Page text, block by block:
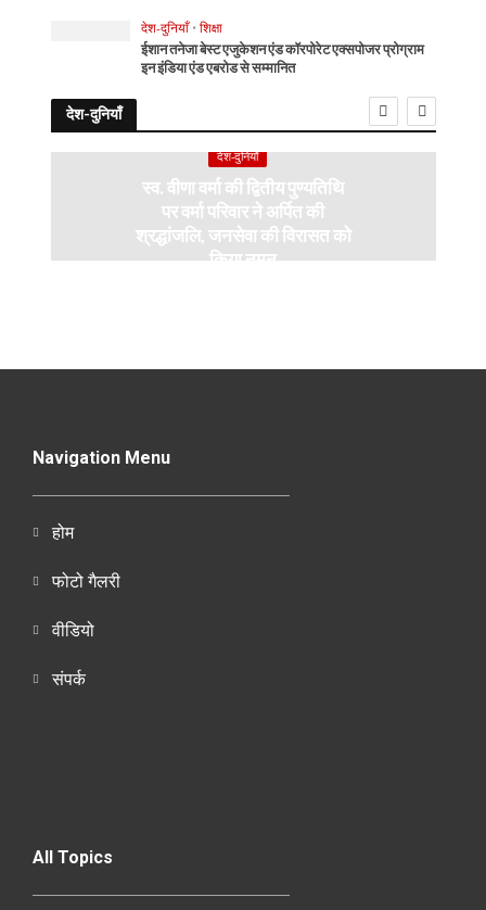
देश-दुनियाँ • शिक्षा
ईशान तनेजा बेस्ट एजुकेशन एंड कॉरपोरेट एक्सपोजर प्रोग्राम
इन इंडिया एंड एबरोड से सम्मानित
देश-दुनियाँ
देश-दुनियाँ
स्व. वीणा वर्मा की द्वितीय पुण्यतिथि
पर वर्मा परिवार ने अर्पित की
श्रद्धांजलि, जनसेवा की विरासत को
किया नमन
Navigation Menu
होम
फोटो गैलरी
वीडियो
संपर्क
All Topics